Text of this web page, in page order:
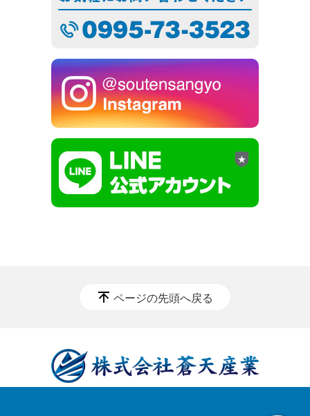
ページの先頭へ戻る